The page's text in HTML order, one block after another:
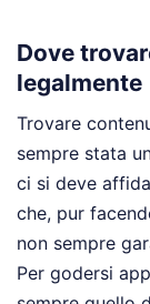
Dove
legalmente
Trovare
sempre stata
ci si deve
che, pur
non sempre
Per godersi